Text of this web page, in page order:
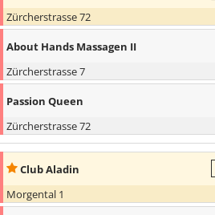
Zürcherstrasse 72
About Hands Massagen II
Zürcherstrasse 7
Passion Queen
Zürcherstrasse 72
Club Aladin
Morgental 1